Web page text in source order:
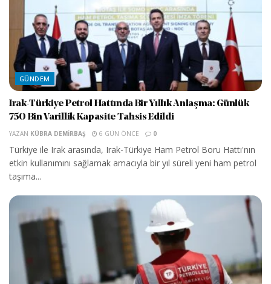
GÜNDEM
Irak-Türkiye Petrol Hattında Bir Yıllık Anlaşma: Günlük
750 Bin Varillik Kapasite Tahsis Edildi
YAZAN KÜBRA DEMIRBAŞ 6 GÜN ÖNCE 0
Türkiye ile Irak arasında, Irak-Türkiye Ham Petrol Boru Hattı'nın
etkin kullanımını sağlamak amacıyla bir yıl süreli yeni ham petrol
taşıma...